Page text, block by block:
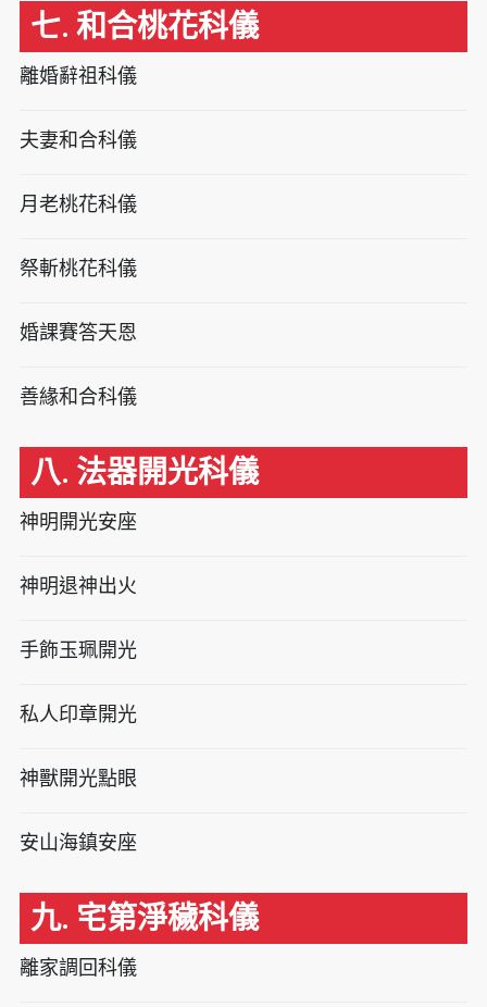
七. 和合桃花科儀
離婚辭祖科儀
夫妻和合科儀
月老桃花科儀
祭斬桃花科儀
婚課賽答天恩
善緣和合科儀
八. 法器開光科儀
神明開光安座
神明退神出火
手飾玉珮開光
私人印章開光
神獸開光點眼
安山海鎮安座
九. 宅第淨穢科儀
離家調回科儀